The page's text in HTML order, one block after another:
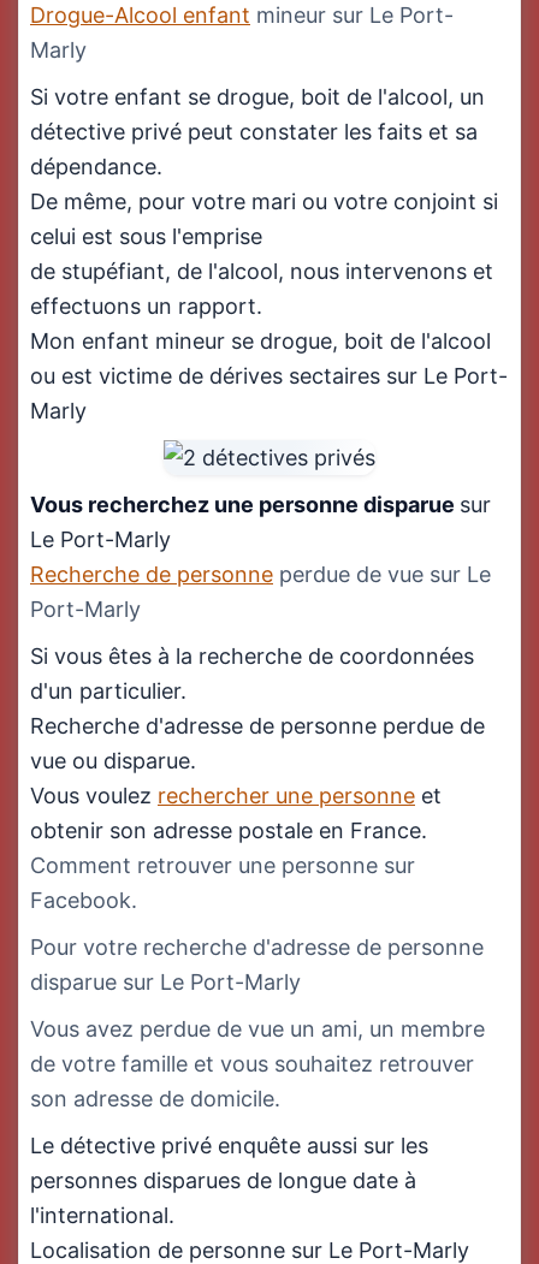
Drogue-Alcool enfant mineur sur Le Port-
Marly
Si votre enfant se drogue, boit de l'alcool, un
détective privé peut constater les faits et sa
dépendance.
De même, pour votre mari ou votre conjoint si
celui est sous l'emprise
de stupéfiant, de l'alcool, nous intervenons et
effectuons un rapport.
Mon enfant mineur se drogue, boit de l'alcool
ou est victime de dérives sectaires sur Le Port-
Marly
Vous recherchez une personne disparue sur
Le Port-Marly
Recherche de personne perdue de vue sur Le
Port-Marly
Si vous êtes à la recherche de coordonnées
d'un particulier.
Recherche d'adresse de personne perdue de
vue ou disparue.
Vous voulez rechercher une personne et
obtenir son adresse postale en France.
Comment retrouver une personne sur
Facebook.
Pour votre recherche d'adresse de personne
disparue sur Le Port-Marly
Vous avez perdue de vue un ami, un membre
de votre famille et vous souhaitez retrouver
son adresse de domicile.
Le détective privé enquête aussi sur les
personnes disparues de longue date à
l'international.
Localisation de personne sur Le Port-Marly